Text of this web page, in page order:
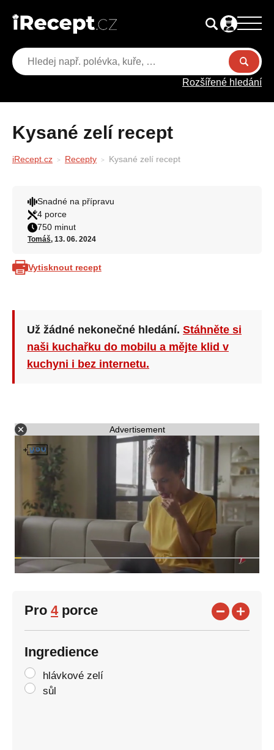
Rozšířené hledání
Kysané zelí recept
iRecept.cz Recepty Kysané zelí recept
Snadné na přípravu
4 porce
750 minut
Tomáš, 13. 06. 2024
Vytisknout recept
Už žádné nekonečné hledání. Stáhněte si
naši kuchařku do mobilu a mějte klid v
kuchyni i bez internetu.
Advertisement
Pro 4porce
Ingredience
hlávkové zelí
sůl